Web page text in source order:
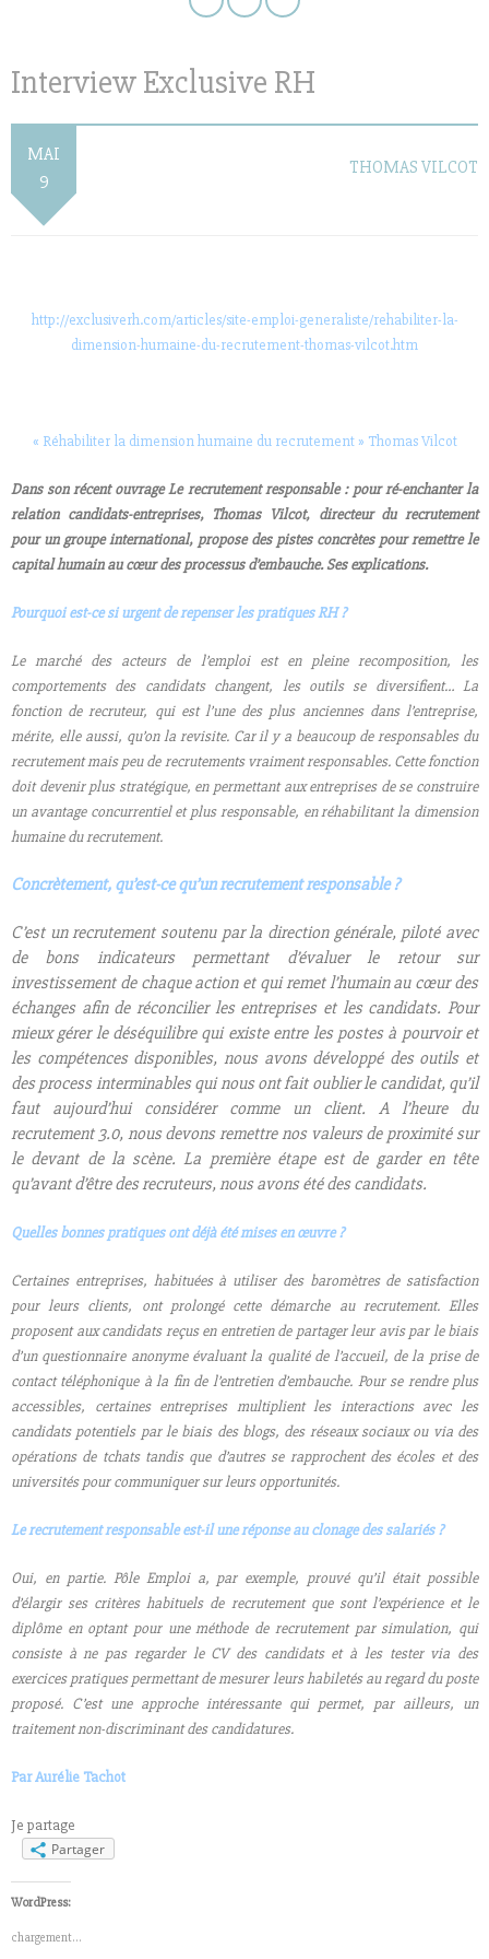
Interview Exclusive RH
MAI
9
THOMAS VILCOT
http://exclusiverh.com/articles/site-emploi-generaliste/rehabiliter-la-
dimension-humaine-du-recrutement-thomas-vilcot.htm
« Réhabiliter la dimension humaine du recrutement » Thomas Vilcot
Dans son récent ouvrageLe recrutement responsable : pour ré-enchanter la
relation candidats-entreprises, Thomas Vilcot, directeur du recrutement
pour un groupe international, propose des pistes concrètes pour remettre le
capital humain au cœur des processus d’embauche. Ses explications.
Pourquoi est-ce si urgent de repenser les pratiques RH ?
Le marché des acteurs de l’emploi est en pleine recomposition, les
comportements des candidats changent, les outils se diversifient… La
fonction de recruteur, qui est l’une des plus anciennes dans l’entreprise,
mérite, elle aussi, qu’on la revisite. Car il y a beaucoup de responsables du
recrutement mais peu de recrutements vraiment responsables. Cette fonction
doit devenir plus stratégique, en permettant aux entreprises de se construire
un avantage concurrentiel et plus responsable, en réhabilitant la dimension
humaine du recrutement.
Concrètement, qu’est-ce qu’un recrutement responsable ?
C’est un recrutement soutenu par la direction générale, piloté avec
de bons indicateurs permettant d’évaluer le retour sur
investissement de chaque action et qui remet l’humain au cœur des
échanges afin de réconcilier les entreprises et les candidats. Pour
mieux gérer le déséquilibre qui existe entre les postes à pourvoir et
les compétences disponibles, nous avons développé des outils et
des process interminables qui nous ont fait oublier le candidat, qu’il
faut aujourd’hui considérer comme un client. A l’heure du
recrutement 3.0, nous devons remettre nos valeurs de proximité sur
le devant de la scène. La première étape est de garder en tête
qu’avant d’être des recruteurs, nous avons été des candidats.
Quelles bonnes pratiques ont déjà été mises en œuvre ?
Certaines entreprises, habituées à utiliser des baromètres de satisfaction
pour leurs clients, ont prolongé cette démarche au recrutement. Elles
proposent aux candidats reçus en entretien de partager leur avis par le biais
d’un questionnaire anonyme évaluant la qualité de l’accueil, de la prise de
contact téléphonique à la fin de l’entretien d’embauche. Pour se rendre plus
accessibles, certaines entreprises multiplient les interactions avec les
candidats potentiels par le biais des blogs, des réseaux sociaux ou via des
opérations de tchats tandis que d’autres se rapprochent des écoles et des
universités pour communiquer sur leurs opportunités.
Le recrutement responsable est-il une réponse au clonage des salariés ?
Oui, en partie. Pôle Emploi a, par exemple, prouvé qu’il était possible
d’élargir ses critères habituels de recrutement que sont l’expérience et le
diplôme en optant pour une méthode de recrutement par simulation, qui
consiste à ne pas regarder le CV des candidats et à les tester via des
exercices pratiques permettant de mesurer leurs habiletés au regard du poste
proposé. C’est une approche intéressante qui permet, par ailleurs, un
traitement non-discriminant des candidatures.
Par Aurélie Tachot
Je partage
Partager
WordPress:
chargement…